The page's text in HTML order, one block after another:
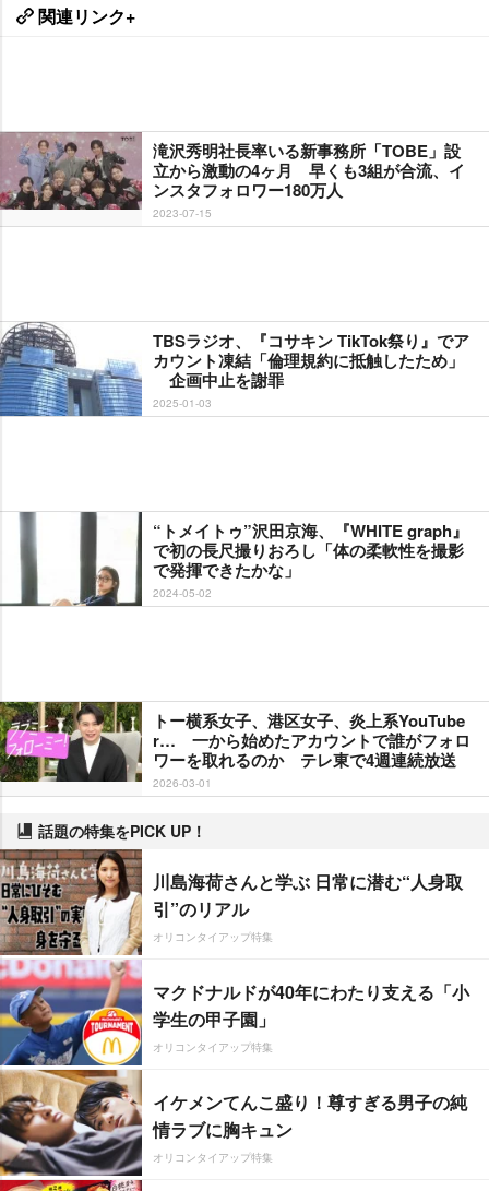
関連リンク+
滝沢秀明社長率いる新事務所「TOBE」設
立から激動の4ヶ月 早くも3組が合流、イ
ンスタフォロワー180万人
2023-07-15
TBSラジオ、『コサキン TikTok祭り』でア
カウント凍結「倫理規約に抵触したため」
企画中止を謝罪
2025-01-03
“トメイトゥ”沢田京海、『WHITE graph』
で初の長尺撮りおろし「体の柔軟性を撮影
で発揮できたかな」
2024-05-02
トー横系女子、港区女子、炎上系YouTube
r… 一から始めたアカウントで誰がフォロ
ワーを取れるのか テレ東で4週連続放送
2026-03-01
話題の特集をPICK UP！
川島海荷さんと学ぶ 日常に潜む“人身取
引”のリアル
オリコンタイアップ特集
マクドナルドが40年にわたり支える「小
学生の甲子園」
オリコンタイアップ特集
イケメンてんこ盛り！尊すぎる男子の純
情ラブに胸キュン
オリコンタイアップ特集